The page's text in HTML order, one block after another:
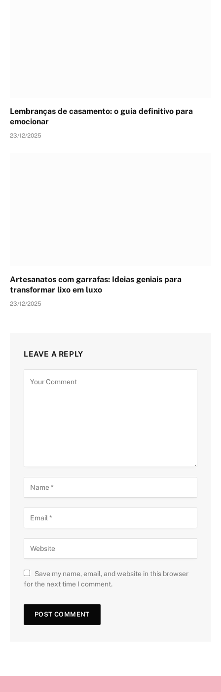
Lembranças de casamento: o guia definitivo para
emocionar
23/12/2025
Artesanatos com garrafas: Ideias geniais para
transformar lixo em luxo
23/12/2025
LEAVE A REPLY
Save my name, email, and website in this browser
for the next time I comment.